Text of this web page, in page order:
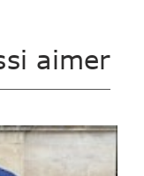
aimer